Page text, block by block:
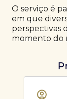
O serviço é
em que
perspectivas
momento do